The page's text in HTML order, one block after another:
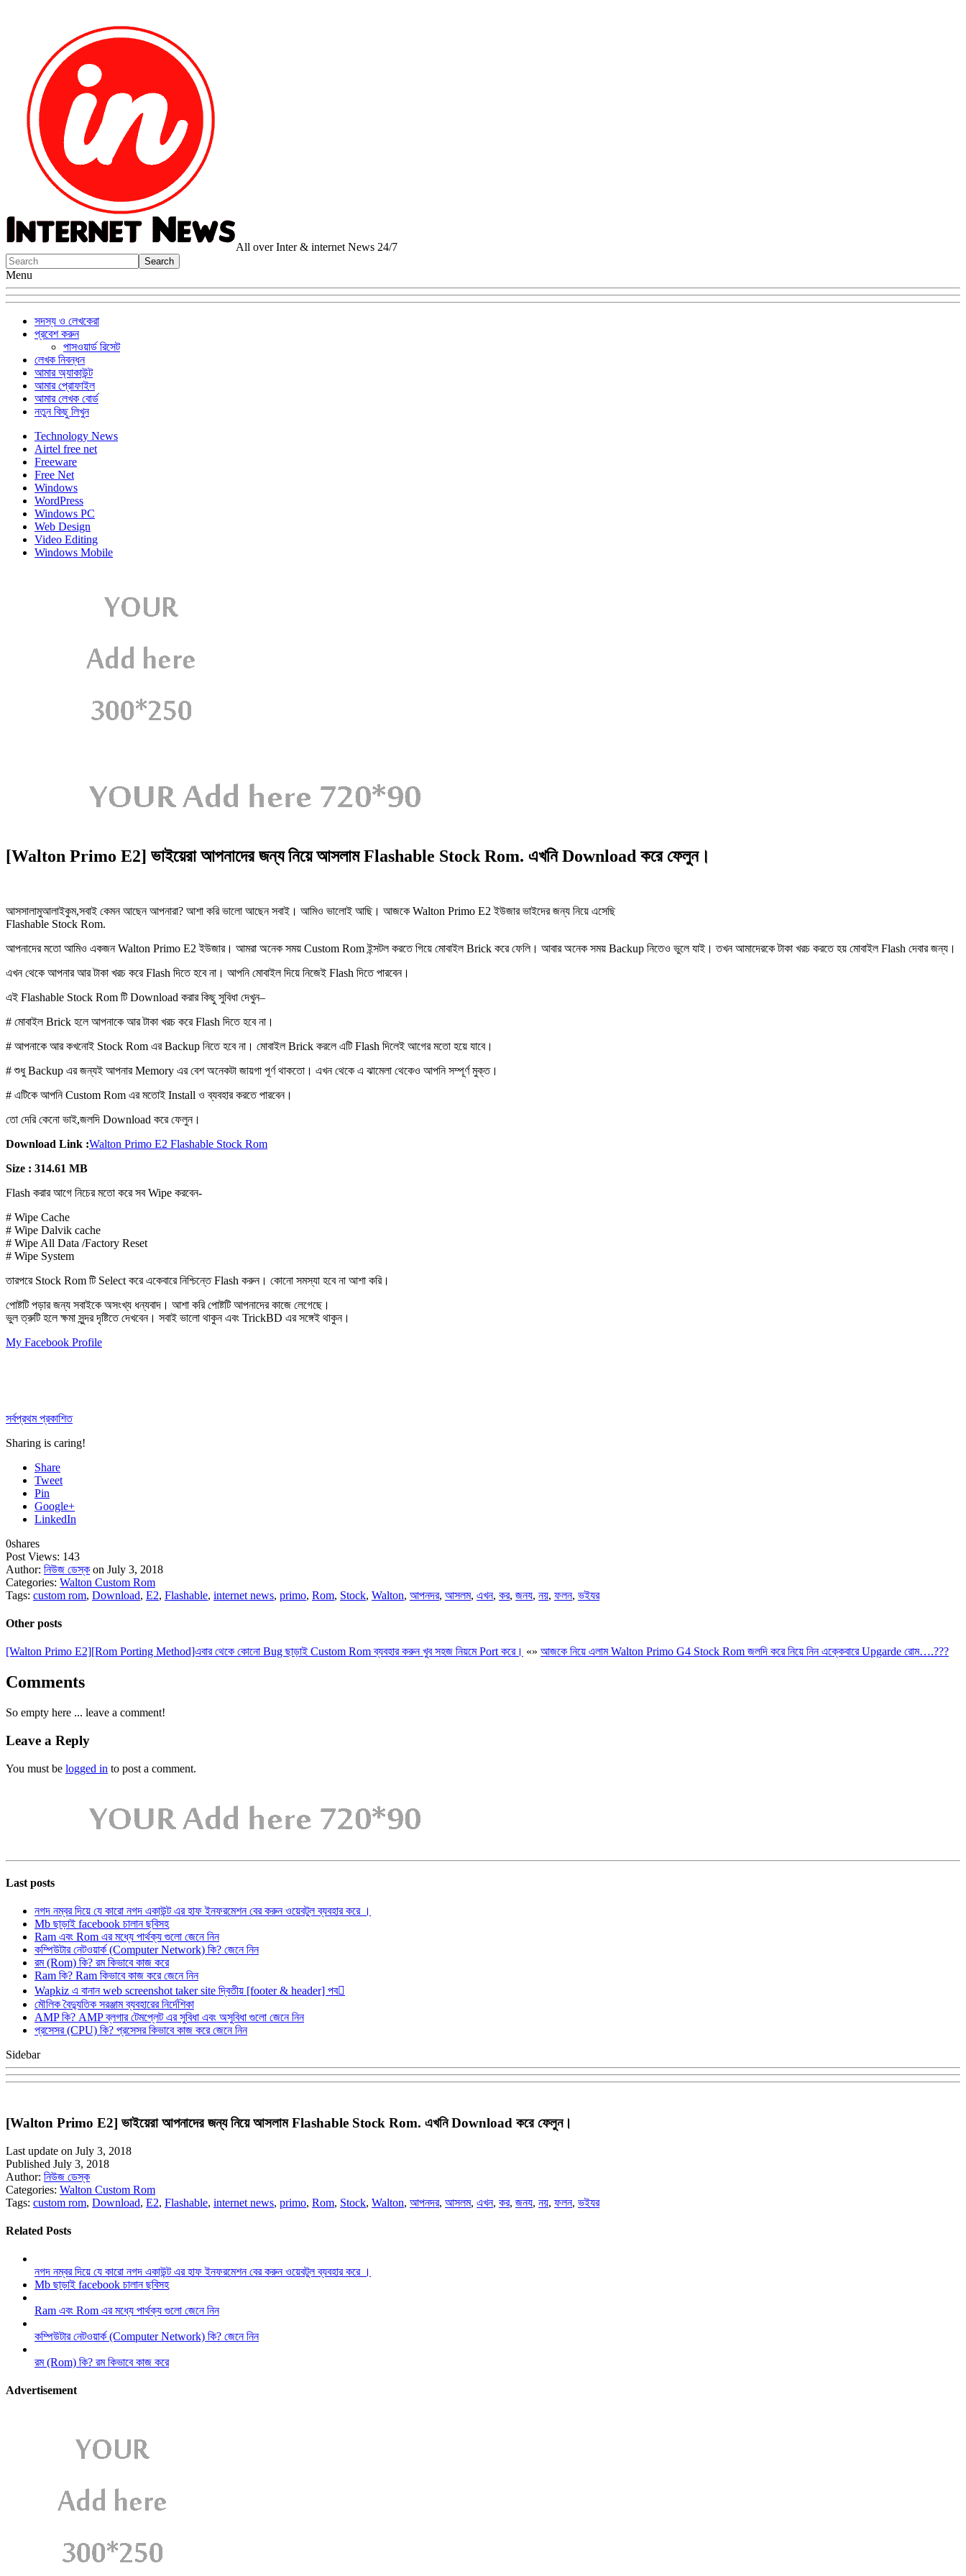
All over Inter & internet News 24/7
Menu
সদস্য ও লেখকেরা
প্রবেশ করুন
পাসওয়ার্ড রিসেট
লেখক নিবন্ধন
আমার অ্যাকাউন্ট
আমার প্রোফাইল
আমার লেখক বোর্ড
নতুন কিছু লিখুন
Technology News
Airtel free net
Freeware
Free Net
Windows
WordPress
Windows PC
Web Design
Video Editing
Windows Mobile
[Walton Primo E2] ভাইয়েরা আপনাদের জন্য নিয়ে আসলাম Flashable Stock Rom. এখনি Download করে ফেলুন।
আসসালামুআলাইকুম,সবাই কেমন আছেন আপনারা? আশা করি ভালো আছেন সবাই। আমিও ভালোই আছি। আজকে Walton Primo E2 ইউজার ভাইদের জন্য নিয়ে এসেছি
Flashable Stock Rom.
আপনাদের মতো আমিও একজন Walton Primo E2 ইউজার। আমরা অনেক সময় Custom Rom ইন্সটল করতে গিয়ে মোবাইল Brick করে ফেলি। আবার অনেক সময় Backup নিতেও ভুলে যাই। তখন আমাদেরকে টাকা খরচ করতে হয় মোবাইল Flash দেবার জন্য।
এখন থেকে আপনার আর টাকা খরচ করে Flash দিতে হবে না। আপনি মোবাইল দিয়ে নিজেই Flash দিতে পারবেন।
এই Flashable Stock Rom টি Download করার কিছু সুবিধা দেখুন–
# মোবাইল Brick হলে আপনাকে আর টাকা খরচ করে Flash দিতে হবে না।
# আপনাকে আর কখনোই Stock Rom এর Backup নিতে হবে না। মোবাইল Brick করলে এটি Flash দিলেই আগের মতো হয়ে যাবে।
# শুধু Backup এর জন্যই আপনার Memory এর বেশ অনেকটা জায়গা পূর্ণ থাকতো। এখন থেকে এ ঝামেলা থেকেও আপনি সম্পূর্ণ মুক্ত।
# এটিকে আপনি Custom Rom এর মতোই Install ও ব্যবহার করতে পারবেন।
তো দেরি কেনো ভাই,জলদি Download করে ফেলুন।
Download Link :Walton Primo E2 Flashable Stock Rom
Size : 314.61 MB
Flash করার আগে নিচের মতো করে সব Wipe করবেন-
# Wipe Cache
# Wipe Dalvik cache
# Wipe All Data /Factory Reset
# Wipe System
তারপরে Stock Rom টি Select করে একেবারে নিশ্চিন্তে Flash করুন। কোনো সমস্যা হবে না আশা করি।
পোষ্টটি পড়ার জন্য সবাইকে অসংখ্য ধন্যবাদ। আশা করি পোষ্টটি আপনাদের কাজে লেগেছে।
ভুল ত্রুটি হলে ক্ষমা সুন্দর দৃষ্টিতে দেখবেন। সবাই ভালো থাকুন এবং TrickBD এর সঙ্গেই থাকুন।
My Facebook Profile
সর্বপ্রথম প্রকাশিত
Sharing is caring!
Share
Tweet
Pin
Google+
LinkedIn
0shares
Post Views: 143
Author: নিউজ ডেস্ক on July 3, 2018
Categories: Walton Custom Rom
Tags: custom rom, Download, E2, Flashable, internet news, primo, Rom, Stock, Walton, আপনদর, আসলম, এখন, কর, জনয, নয়, ফলন, ভইযর
Other posts
[Walton Primo E2][Rom Porting Method]এবার থেকে কোনো Bug ছাড়াই Custom Rom ব্যবহার করুন খুব সহজ নিয়মে Port করে। «» আজকে নিয়ে এলাম Walton Primo G4 Stock Rom জলদি করে নিয়ে নিন এক্কেবারে Upgarde রোম….???
Comments
So empty here ... leave a comment!
Leave a Reply
You must be logged in to post a comment.
Last posts
নগদ নম্বর দিয়ে যে কারো নগদ একাউন্ট এর হাফ ইনফরমেশন বের করুন ওয়েবটুল ব্যবহার করে ।
Mb ছাড়াই facebook চালান ছবিসহ
Ram এবং Rom এর মধ্যে পার্থক্য গুলো জেনে নিন
কম্পিউটার নেটওয়ার্ক (Computer Network) কি? জেনে নিন
রম (Rom) কি? রম কিভাবে কাজ করে
Ram কি? Ram কিভাবে কাজ করে জেনে নিন
Wapkiz এ বানান web screenshot taker site দ্বিতীয় [footer & header] পব
মৌলিক বৈদ্যুতিক সরঞ্জাম ব্যবহারের নির্দেশিকা
AMP কি? AMP ব্লগার টেমপ্লেট এর সুবিধা এবং অসুবিধা গুলো জেনে নিন
প্রসেসর (CPU) কি? প্রসেসর কিভাবে কাজ করে জেনে নিন
Sidebar
[Walton Primo E2] ভাইয়েরা আপনাদের জন্য নিয়ে আসলাম Flashable Stock Rom. এখনি Download করে ফেলুন।
Last update on July 3, 2018
Published July 3, 2018
Author: নিউজ ডেস্ক
Categories: Walton Custom Rom
Tags: custom rom, Download, E2, Flashable, internet news, primo, Rom, Stock, Walton, আপনদর, আসলম, এখন, কর, জনয, নয়, ফলন, ভইযর
Related Posts
নগদ নম্বর দিয়ে যে কারো নগদ একাউন্ট এর হাফ ইনফরমেশন বের করুন ওয়েবটুল ব্যবহার করে ।
Mb ছাড়াই facebook চালান ছবিসহ
Ram এবং Rom এর মধ্যে পার্থক্য গুলো জেনে নিন
কম্পিউটার নেটওয়ার্ক (Computer Network) কি? জেনে নিন
রম (Rom) কি? রম কিভাবে কাজ করে
Advertisement